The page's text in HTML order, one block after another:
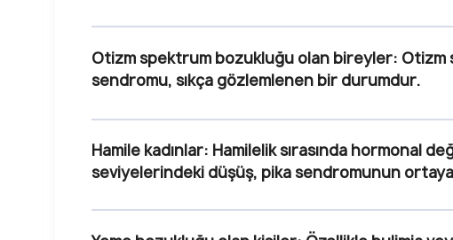
Otizm spektrum bozukluğu olan bireyler: Otizm
sendromu, sıkça gözlemlenen bir durumdur.
Hamile kadınlar: Hamilelik sırasında hormonal
seviyelerindeki düşüş, pika sendromunun ortaya